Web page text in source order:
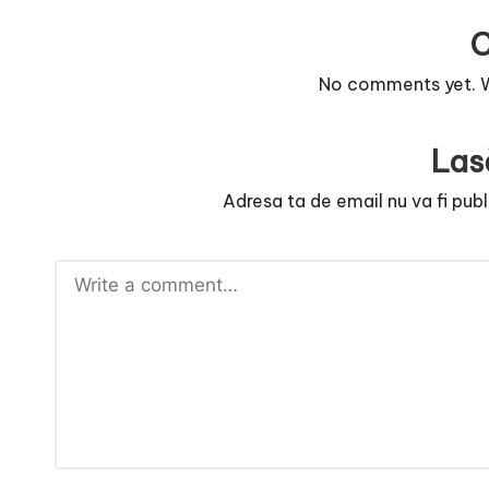
No comments yet.
Adresa ta de email nu va fi